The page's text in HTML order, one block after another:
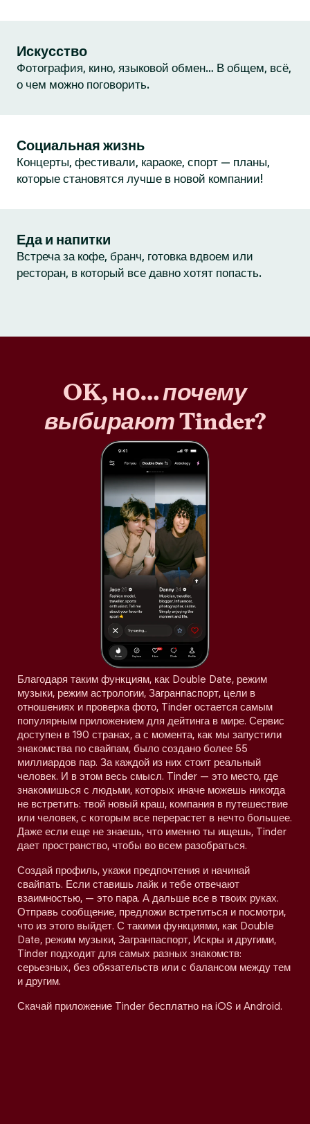
Искусство
Фотография, кино, языковой обмен… В общем, всё,
о чем можно поговорить.
Социальная жизнь
Концерты, фестивали, караоке, спорт — планы,
которые становятся лучше в новой компании!
Еда и напитки
Встреча за кофе, бранч, готовка вдвоем или
ресторан, в который все давно хотят попасть.
OK, но…почему
выбираютTinder?
Благодаря таким функциям, как Double Date, режим
музыки, режим астрологии, Загранпаспорт, цели в
отношениях и проверка фото, Tinder остается самым
популярным приложением для дейтинга в мире. Сервис
доступен в 190 странах, а с момента, как мы запустили
знакомства по свайпам, было создано более 55
миллиардов пар. За каждой из них стоит реальный
человек. И в этом весь смысл. Tinder — это место, где
знакомишься с людьми, которых иначе можешь никогда
не встретить: твой новый краш, компания в путешествие
или человек, с которым все перерастет в нечто большее.
Даже если еще не знаешь, что именно ты ищешь, Tinder
дает пространство, чтобы во всем разобраться.
Создай профиль, укажи предпочтения и начинай
свайпать. Если ставишь лайк и тебе отвечают
взаимностью, — это пара. А дальше все в твоих руках.
Отправь сообщение, предложи встретиться и посмотри,
что из этого выйдет. С такими функциями, как Double
Date, режим музыки, Загранпаспорт, Искры и другими,
Tinder подходит для самых разных знакомств:
серьезных, без обязательств или с балансом между тем
и другим.
Скачай приложение Tinder бесплатно на iOS и Android.